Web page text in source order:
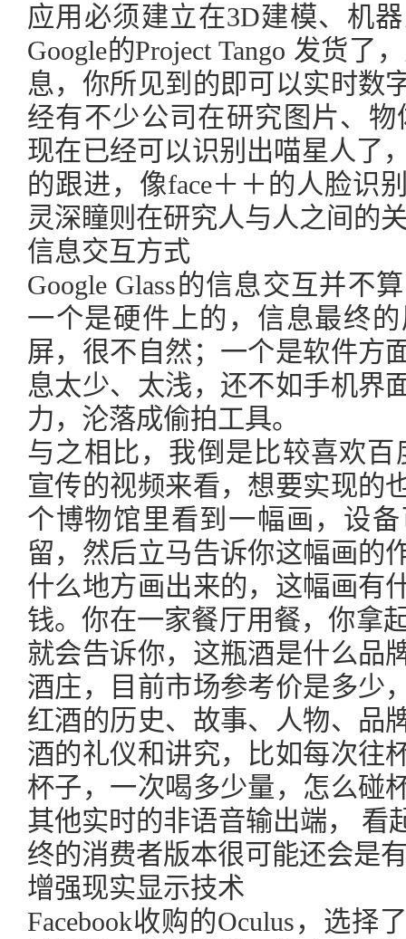
应用必须建立在3D建模、机
Google的Project Tango 发货了
息，你所见到的即可以实时数
经有不少公司在研究图片、物
现在已经可以识别出喵星人了
的跟进，像face＋＋的人脸识
灵深瞳则在研究人与人之间的
信息交互方式
Google Glass的信息交互并不
一个是硬件上的，信息最终
屏，很不自然；一个是软件方
息太少、太浅，还不如手机界
力，沦落成偷拍工具。
与之相比，我倒是比较喜欢百
宣传的视频来看，想要实现的
个博物馆里看到一幅画，设
留，然后立马告诉你这幅画的
什么地方画出来的，这幅画有
钱。你在一家餐厅用餐，你拿
就会告诉你，这瓶酒是什么品
酒庄，目前市场参考价是多少
红酒的历史、故事、人物、品
酒的礼仪和讲究，比如每次往
杯子，一次喝多少量，怎么碰
其他实时的非语音输出端， 看
终的消费者版本很可能还会是
增强现实显示技术
Facebook收购的Oculus，选择